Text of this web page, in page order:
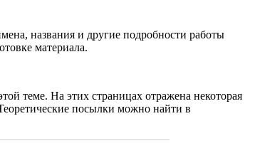
названия и другие подробности работы
материала.
теме. На этих страницах отражена некоторая
посылки можно найти в